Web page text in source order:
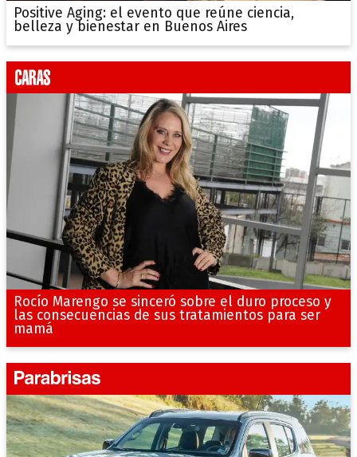
Positive Aging: el evento que reúne ciencia,
belleza y bienestar en Buenos Aires
Rocío Marengo se sinceró sobre el duro proceso y
las consecuencias de sus tratamientos para ser
mamá